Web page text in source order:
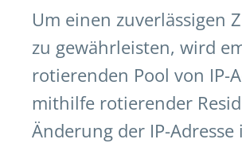
Um einen zuverlässigen
zu gewährleisten, wird
rotierenden Pool von IP-
mithilfe rotierender
Änderung der IP-